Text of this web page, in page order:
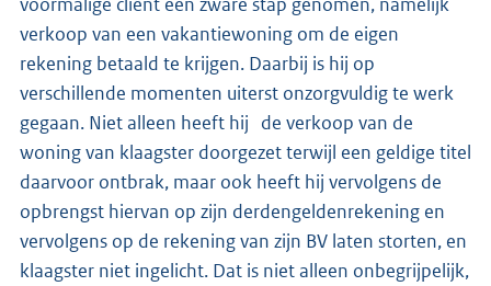
verkoop van een vakantiewoning om de eigen
rekening betaald te krijgen. Daarbij is hij op
verschillende momenten uiterst onzorgvuldig te werk
gegaan. Niet alleen heeft hij de verkoop van de
woning van klaagster doorgezet terwijl een geldige titel
daarvoor ontbrak, maar ook heeft hij vervolgens de
opbrengst hiervan op zijn derdengeldenrekening en
vervolgens op de rekening van zijn BV laten storten, en
klaagster niet ingelicht. Dat is niet alleen onbegrijpelijk,